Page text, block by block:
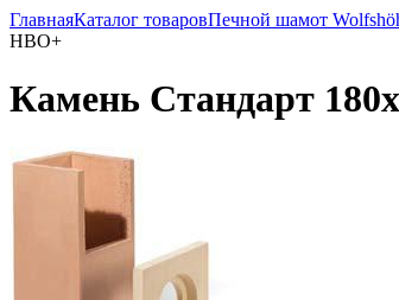
ГлавнаяКаталог товаровПечной шамот
HBO+
Камень Стандарт